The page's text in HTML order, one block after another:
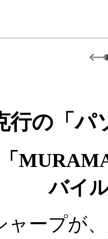
行の「パ
バイ
ープが、